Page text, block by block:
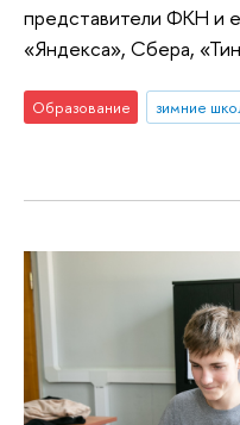
представители ФКН и
«Яндекса», Сбера,
Образование зимние